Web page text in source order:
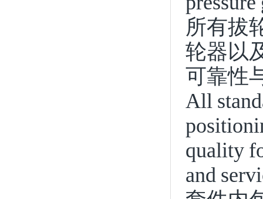
所有拔
轮器以
可靠性
All
quality
and